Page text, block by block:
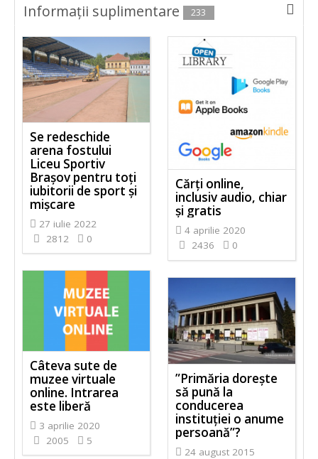
Informaţii suplimentare 233
Se redeschide
arena fostului
Liceu Sportiv
Brașov pentru toți
iubitorii de sport și
mișcare
27 iulie 2022
2812
0
Cărți online,
inclusiv audio, chiar
și gratis
4 aprilie 2020
2436
0
Câteva sute de
muzee virtuale
online. Intrarea
este liberă
3 aprilie 2020
2005
5
”Primăria doreşte
să pună la
conducerea
instituţiei o anume
persoană”?
24 august 2015